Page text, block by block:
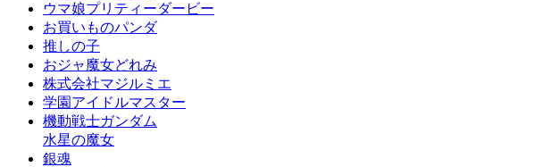
ウマ娘プリティーダービー
お買いものパンダ
推しの子
おジャ魔女どれみ
株式会社マジルミエ
学園アイドルマスター
機動戦士ガンダム
水星の魔女
銀魂